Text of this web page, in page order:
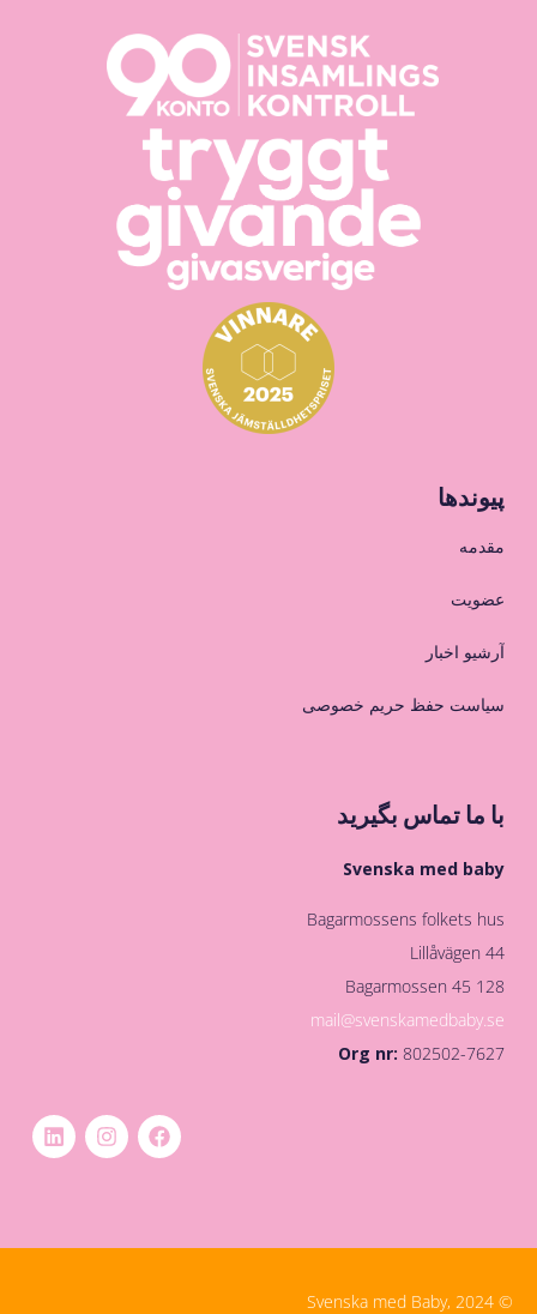
پیوندها
مقدمه
عضویت
آرشیو اخبار
سیاست حفظ حریم خصوصی
با ما تماس بگیرید
Svenska med baby
Bagarmossens folkets hus
Lillåvägen 44
128 45 Bagarmossen
mail@svenskamedbaby.se
Org nr:802502-7627
© Svenska med Baby, 2024